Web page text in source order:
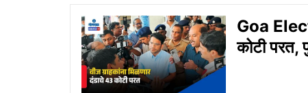
Goa
कोटी परत,